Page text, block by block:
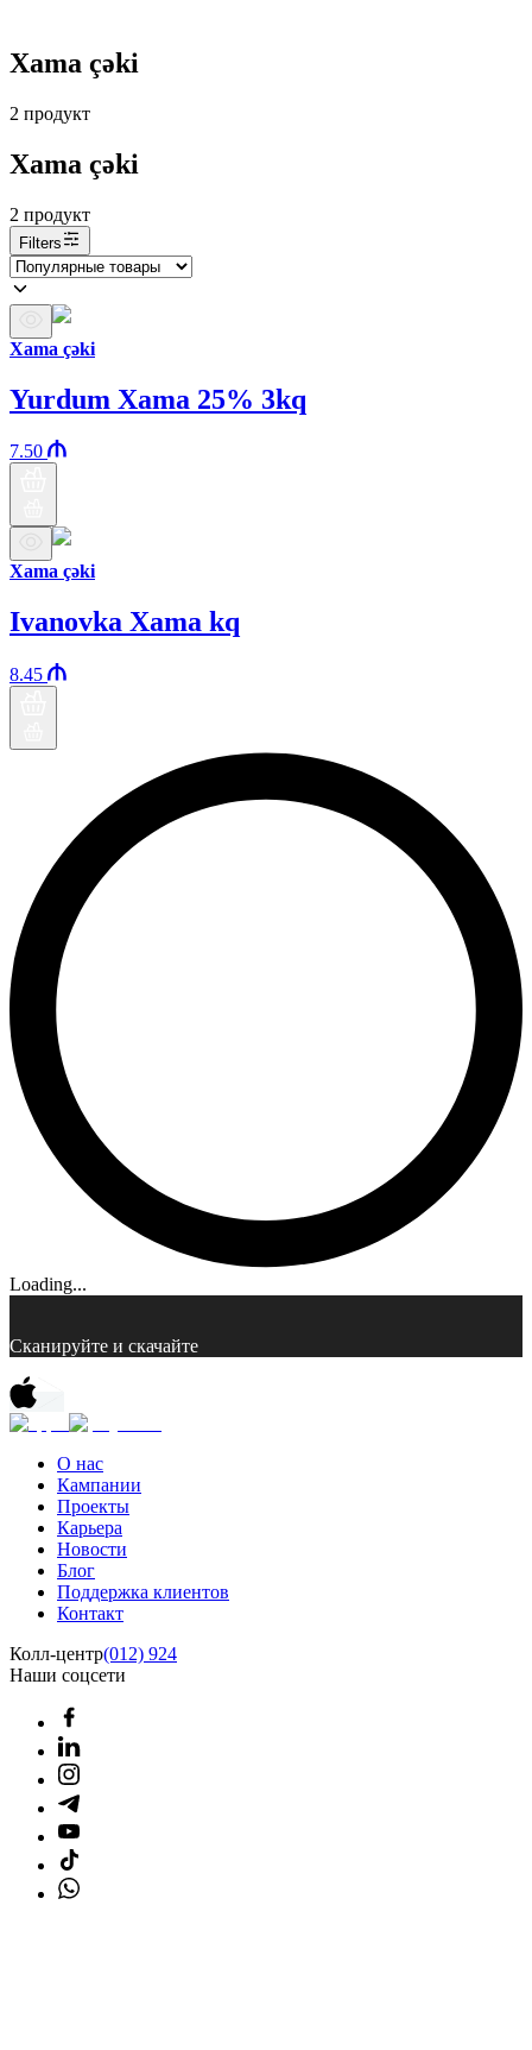
Xama çəki
2 продукт
Xama çəki
2 продукт
Filters
Xama çəki
Yurdum Xama 25% 3kq
7.50
Xama çəki
Ivanovka Xama kq
8.45
Loading...
Сканируйте и скачайте
О нас
Кампании
Проекты
Карьера
Новости
Блог
Поддержка клиентов
Контакт
Колл-центр(012) 924
Наши соцсети